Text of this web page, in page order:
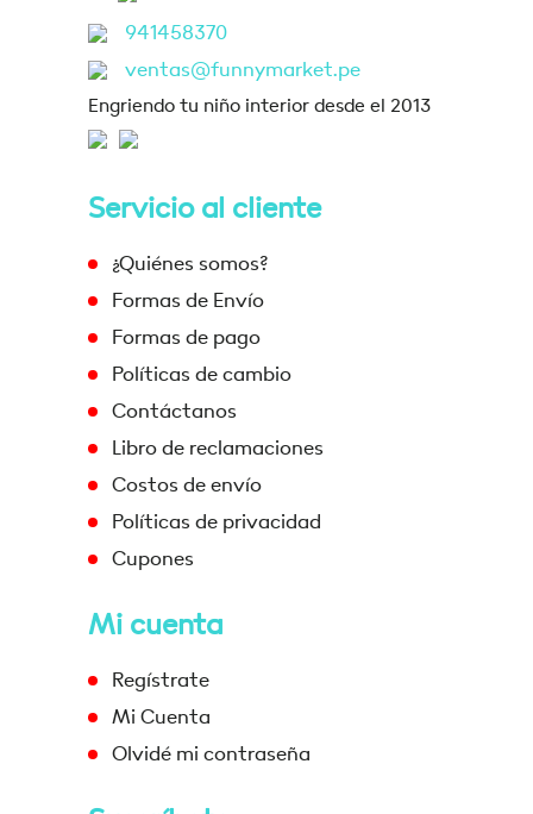
941458370
ventas@funnymarket.pe
Engriendo tu niño interior desde el 2013
Servicio al cliente
¿Quiénes somos?
Formas de Envío
Formas de pago
Políticas de cambio
Contáctanos
Libro de reclamaciones
Costos de envío
Políticas de privacidad
Cupones
Mi cuenta
Regístrate
Mi Cuenta
Olvidé mi contraseña